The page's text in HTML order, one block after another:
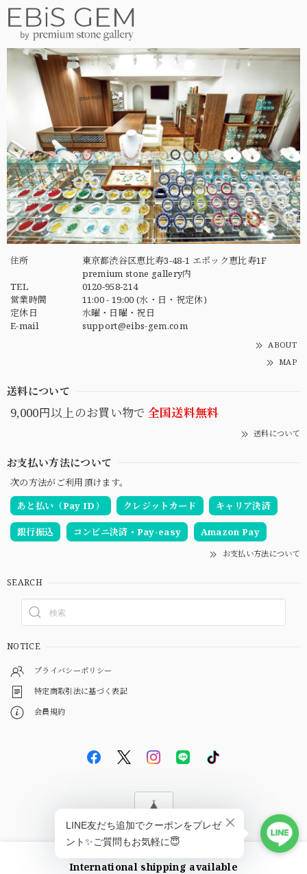
住所
東京都渋谷区恵比寿3-48-1 エポック恵比寿1F
premium stone gallery内
TEL
0120-958-214
営業時間
11:00 - 19:00 (水・日・祝定休)
定休日
水曜・日曜・祝日
E-mail
support@eibs-gem.com
ABOUT
MAP
送料について
9,000円以上のお買い物で 全国送料無料
送料について
お支払い方法について
次の方法がご利用頂けます。
あと払い（Pay ID）
クレジットカード キャリア決済
銀行振込 コンビニ決済・Pay-easy Amazon Pay
お支払い方法について
SEARCH
NOTICE
プライバシーポリシー
特定商取引法に基づく表記
会員規約
© EBiS GEM
International shipping available